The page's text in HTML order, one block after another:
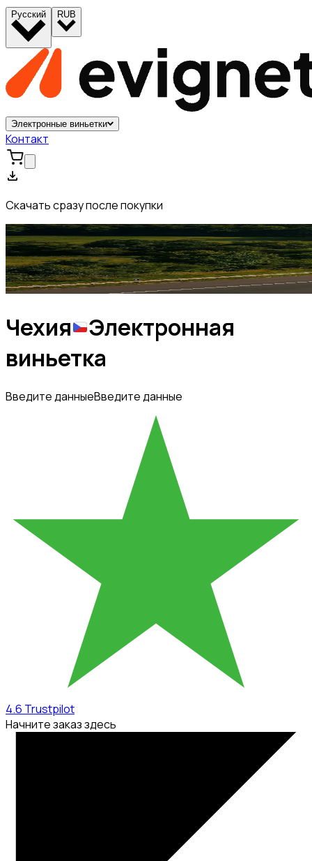
Русский RUB
Электронные виньетки
Контакт
Скачать сразу после покупки
Чехия
Электронная
виньетка
Введите данныеВведите данные
4.6 Trustpilot
Начните заказ здесь